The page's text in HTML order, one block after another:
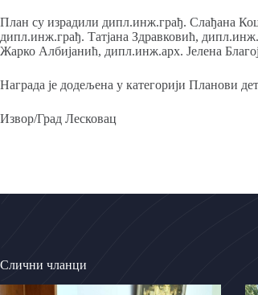
План су израдили дипл.инж.грађ. Слађана
дипл.инж.грађ. Татјана Здравковић,
Жарко Албијанић, дипл.инж.арх. Јелена
Награда је додељена у категорији Планови
Извор/Град Лесковац
Слични чланци